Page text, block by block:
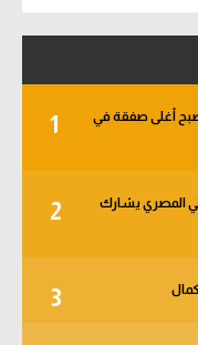
1
أغلى صفقة في
2
يبدأ من دور الـ 32.. والثلاثي المصري يشارك
3